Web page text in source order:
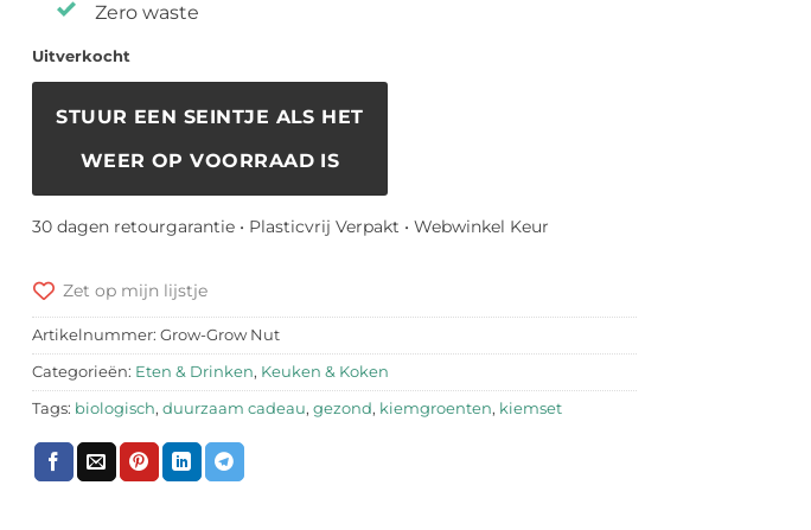
Zero waste
Uitverkocht
STUUR EEN SEINTJE ALS HET
WEER OP VOORRAAD IS
30 dagen retourgarantie • Plasticvrij Verpakt • Webwinkel Keur
Zet op mijn lijstje
Artikelnummer: Grow-Grow Nut
Categorieën: Eten & Drinken, Keuken & Koken
Tags: biologisch, duurzaam cadeau, gezond, kiemgroenten, kiemset